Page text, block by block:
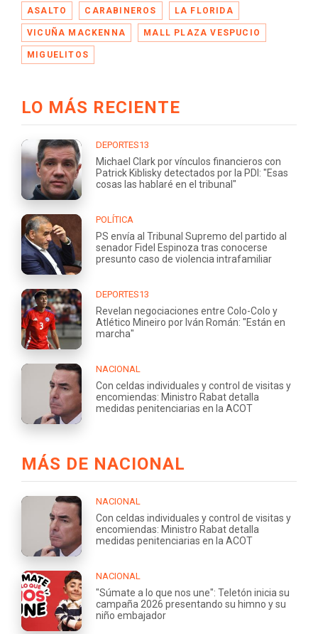
ASALTO CARABINEROS LA FLORIDA
VICUÑA MACKENNA MALL PLAZA VESPUCIO
MIGUELITOS
LO MÁS RECIENTE
DEPORTES13
Michael Clark por vínculos financieros con
Patrick Kiblisky detectados por la PDI: "Esas
cosas las hablaré en el tribunal"
POLÍTICA
PS envía al Tribunal Supremo del partido al
senador Fidel Espinoza tras conocerse
presunto caso de violencia intrafamiliar
DEPORTES13
Revelan negociaciones entre Colo-Colo y
Atlético Mineiro por Iván Román: "Están en
marcha"
NACIONAL
Con celdas individuales y control de visitas y
encomiendas: Ministro Rabat detalla
medidas penitenciarias en la ACOT
MÁS DE NACIONAL
NACIONAL
Con celdas individuales y control de visitas y
encomiendas: Ministro Rabat detalla
medidas penitenciarias en la ACOT
NACIONAL
"Súmate a lo que nos une": Teletón inicia su
campaña 2026 presentando su himno y su
niño embajador